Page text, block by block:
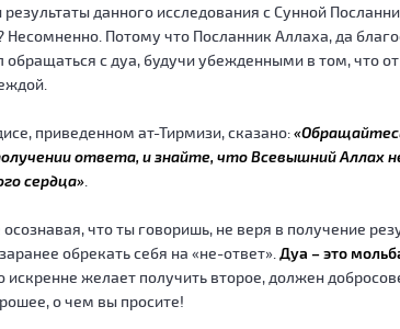
данного исследования с Сунной
Несомненно. Потому что Посланник Аллаха, да
с дуа, будучи убежденными в том, что
приведенном ат-Тирмизи, сказано:
ответа, и знайте, что Всевышний Аллах
сердца»
что ты говоришь, не веря в получение
обрекать себя на «не-ответ». Дуа – это
искренне желает получить второе, должен
о чем вы просите!